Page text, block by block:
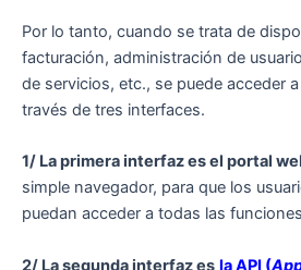
Por lo tanto, cuando se trata de
facturación, administración de
de servicios, etc., se puede acceder a
través de tres interfaces.
1/ La primera interfaz es el portal
simple navegador, para que los
puedan acceder a todas las
2/ La segunda interfaz es la API (